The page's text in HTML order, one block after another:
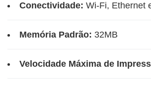
Conectividade: Wi-Fi, Ethernet
Memória Padrão: 32MB
Velocidade Máxima de